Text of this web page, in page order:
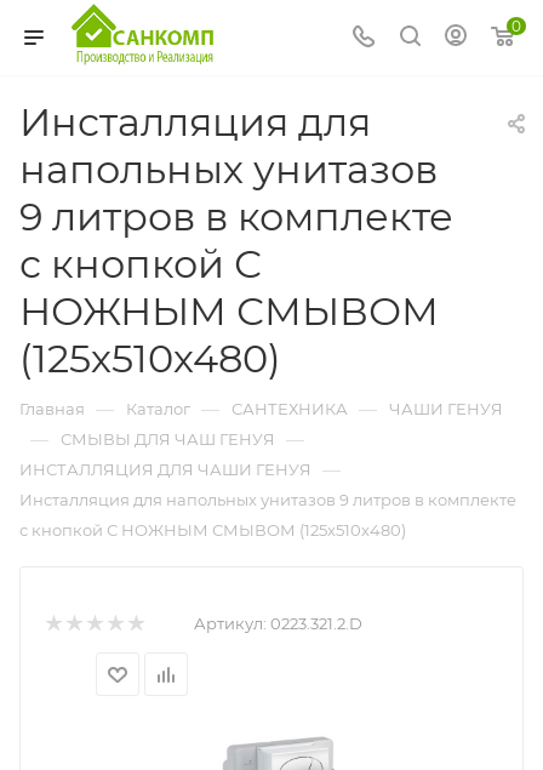
0
Инсталляция для
напольных унитазов
9 литров в комплекте
с кнопкой С
НОЖНЫМ СМЫВОМ
(125х510х480)
Главная — Каталог — САНТЕХНИКА — ЧАШИ ГЕНУЯ
— СМЫВЫ ДЛЯ ЧАШ ГЕНУЯ —
ИНСТАЛЛЯЦИЯ ДЛЯ ЧАШИ ГЕНУЯ —
Инсталляция для напольных унитазов 9 литров в комплекте
с кнопкой С НОЖНЫМ СМЫВОМ (125х510х480)
Артикул: 0223.321.2.D